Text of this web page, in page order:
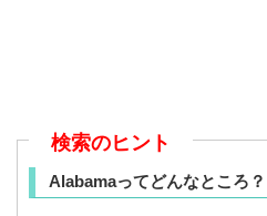
検索のヒント
Alabamaってどんなところ？